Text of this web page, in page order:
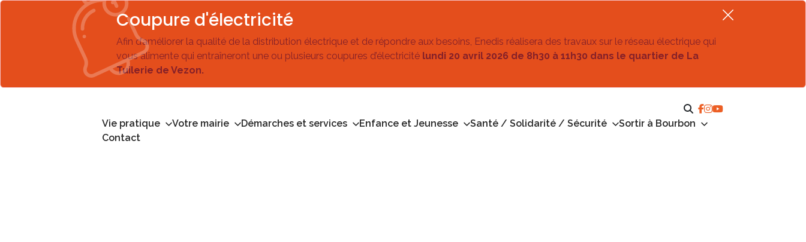
Coupure d'électricité
Afin d’améliorer la qualité de la distribution électrique et de répondre aux besoins, Enedis réalisera des travaux sur le réseau électrique qui
vous alimente qui entraîneront une ou plusieurs coupures d’électricité lundi 20 avril 2026 de 8h30 à 11h30 dans le quartier de La
Tuilerie de Vezon.
Vie pratique Votre mairie Démarches et services Enfance et Jeunesse Santé / Solidarité / Sécurité
Sortir à Bourbon
Contact